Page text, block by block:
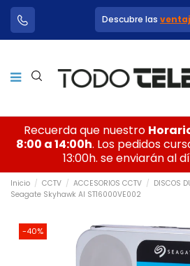
Descubre las
Recuerda que nuestro
8:00 a 14:00h. Los pedidos
13:00h. se enviarán al
Inicio CCTV ACCESORIOS CCTV DISCOS
Seagate Skyhawk AI ST16000VE002
-40%